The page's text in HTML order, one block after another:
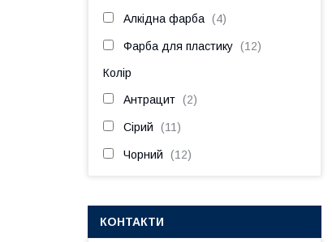
Алкідна фарба 4
Фарба для пластику 12
Колір
Антрацит 2
Сірий 11
Чорний 12
КОНТАКТИ